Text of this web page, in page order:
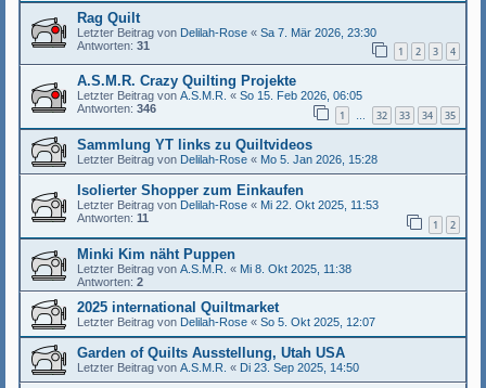
Rag Quilt
Letzter Beitrag von Delilah-Rose « Sa 7. Mär 2026, 23:30
Antworten: 31 1 2 3 4
A.S.M.R. Crazy Quilting Projekte
Letzter Beitrag von A.S.M.R. « So 15. Feb 2026, 06:05
Antworten: 346 1 … 32 33 34 35
Sammlung YT links zu Quiltvideos
Letzter Beitrag von Delilah-Rose « Mo 5. Jan 2026, 15:28
Isolierter Shopper zum Einkaufen
Letzter Beitrag von Delilah-Rose « Mi 22. Okt 2025, 11:53
Antworten: 11 1 2
Minki Kim näht Puppen
Letzter Beitrag von A.S.M.R. « Mi 8. Okt 2025, 11:38
Antworten: 2
2025 international Quiltmarket
Letzter Beitrag von Delilah-Rose « So 5. Okt 2025, 12:07
Garden of Quilts Ausstellung, Utah USA
Letzter Beitrag von A.S.M.R. « Di 23. Sep 2025, 14:50